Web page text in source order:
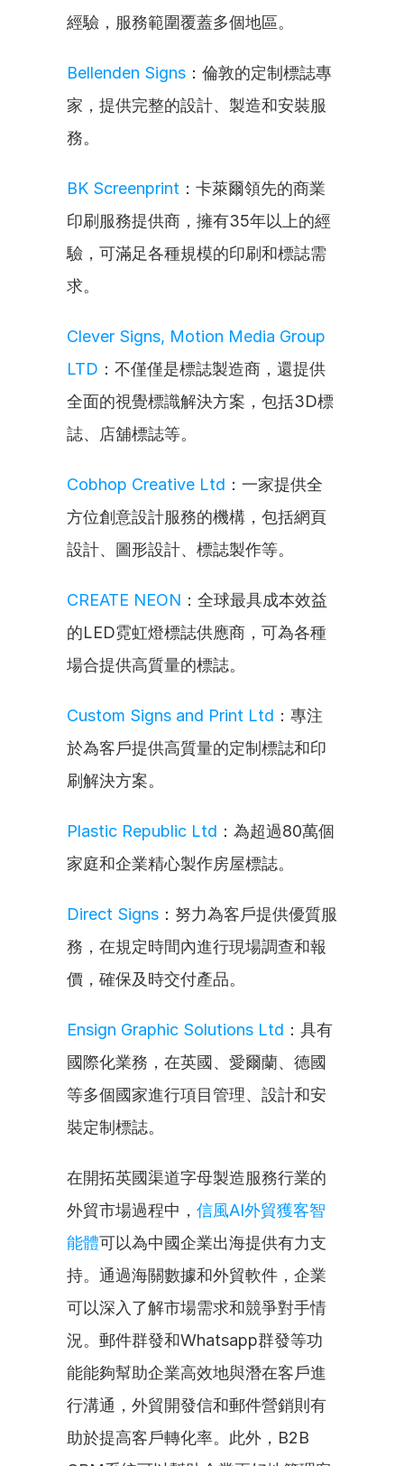
經驗，服務範圍覆蓋多個地區。
Bellenden Signs ：倫敦的定制標誌專
家，提供完整的設計、製造和安裝服
務。
BK Screenprint ：卡萊爾領先的商業
印刷服務提供商，擁有35年以上的經
驗，可滿足各種規模的印刷和標誌需
求。
Clever Signs, Motion Media Group
LTD ：不僅僅是標誌製造商，還提供
全面的視覺標識解決方案，包括3D標
誌、店舖標誌等。
Cobhop Creative Ltd ：一家提供全
方位創意設計服務的機構，包括網頁
設計、圖形設計、標誌製作等。
CREATE NEON ：全球最具成本效益
的LED霓虹燈標誌供應商，可為各種
場合提供高質量的標誌。
Custom Signs and Print Ltd ：專注
於為客戶提供高質量的定制標誌和印
刷解決方案。
Plastic Republic Ltd ：為超過80萬個
家庭和企業精心製作房屋標誌。
Direct Signs ：努力為客戶提供優質服
務，在規定時間內進行現場調查和報
價，確保及時交付產品。
Ensign Graphic Solutions Ltd ：具有
國際化業務，在英國、愛爾蘭、德國
等多個國家進行項目管理、設計和安
裝定制標誌。
在開拓英國渠道字母製造服務行業的
外貿市場過程中， 信風AI外貿獲客智
能體可以為中國企業出海提供有力支
持。通過海關數據和外貿軟件，企業
可以深入了解市場需求和競爭對手情
況。郵件群發和Whatsapp群發等功
能能夠幫助企業高效地與潛在客戶進
行溝通，外貿開發信和郵件營銷則有
助於提高客戶轉化率。此外，B2B